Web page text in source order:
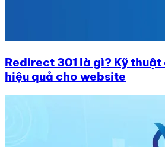
Redirect 301 là gì? Kỹ thuật
hiệu quả cho website